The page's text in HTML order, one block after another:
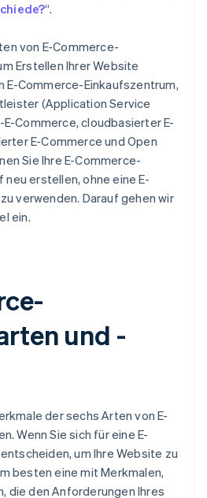
“.
von E-Commerce-
Erstellen Ihrer Website
E-Commerce-Einkaufszentrum,
(Application Service
Commerce, cloudbasierter E-
E-Commerce und Open
Sie Ihre E-Commerce-
erstellen, ohne eine E-
verwenden. Darauf gehen wir
ein.
und -
der sechs Arten von E-
Wenn Sie sich für eine E-
um Ihre Website zu
besten eine mit Merkmalen,
die den Anforderungen Ihres